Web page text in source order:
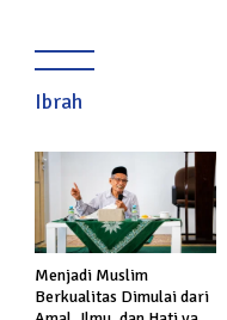
Ibrah
Menjadi Muslim
Berkualitas Dimulai dari